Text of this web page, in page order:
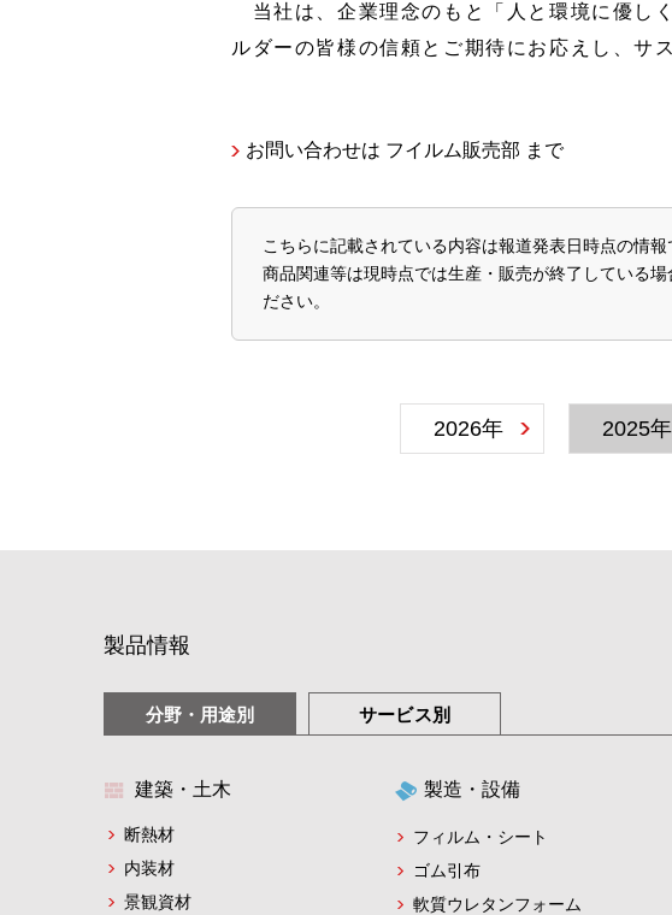
当社は、企業理念のもと「人と環境に優し
ルダーの皆様の信頼とご期待にお応えし、サ
お問い合わせは フイルム販売部 まで
こちらに記載されている内容は報道発表日時点の情報
商品関連等は現時点では生産・販売が終了している
ださい。
2026年 2025年
製品情報
分野・用途別 サービス別
建築・土木
断熱材
内装材
景観資材
製造・設備
フィルム・シート
ゴム引布
軟質ウレタンフォーム